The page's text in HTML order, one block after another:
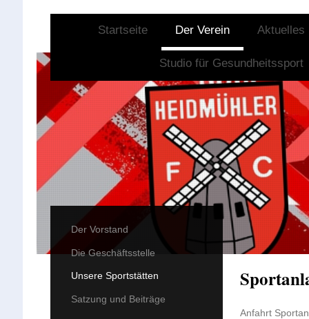
Startseite Der Verein Aktuelles
Studio für Gesundheitssport
Anfahrt
Der Vorstand
Die Geschäftsstelle
Unsere Sportstätten
Satzung und Beiträge